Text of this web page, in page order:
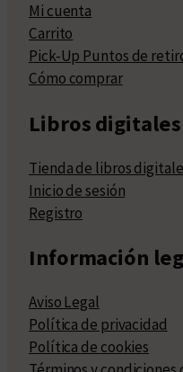
Mi cuenta
Carrito
Pick-Up Puntos de
Cómo comprar
Libros digitales
Tienda de libros
Inicio de sesión
Registro
Información
Aviso Legal
Política de privacidad
Política de cookies